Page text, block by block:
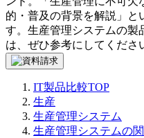
的・普及の背景を解説 」と
す。 生産管理システムの製
は、ぜひ参考にしてくださ
IT製品比較TOP
生産
生産管理システム
生産管理システムの